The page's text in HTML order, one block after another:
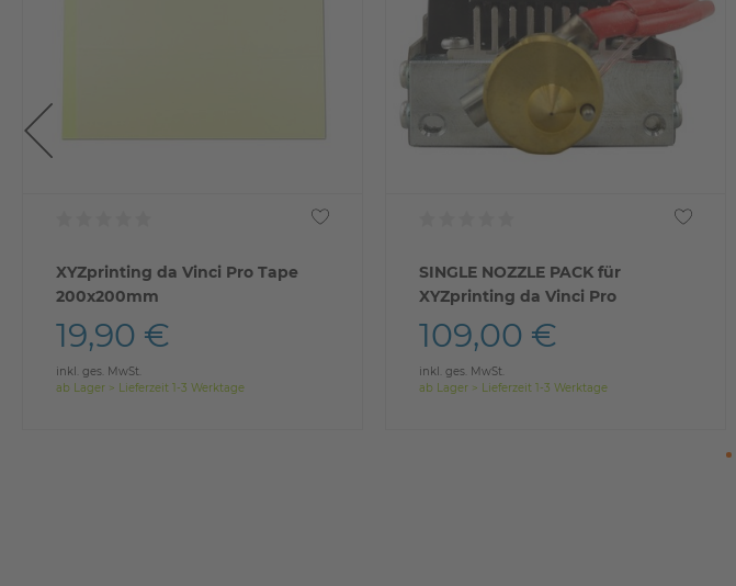
XYZprinting da Vinci Pro Tape
200x200mm
19,90 €
inkl. ges. MwSt.
ab Lager > Lieferzeit 1-3 Werktage
SINGLE NOZZLE PACK für
XYZprinting da Vinci Pro
109,00 €
inkl. ges. MwSt.
ab Lager > Lieferzeit 1-3 Werktage